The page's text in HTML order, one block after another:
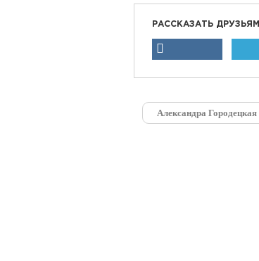
РАССКАЗАТЬ ДРУЗЬЯМ
Александра Городецкая